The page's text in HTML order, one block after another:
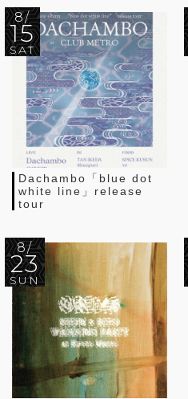
8/
15
SAT
Dachambo「blue dot
white line」release
tour
8/
23
SUN